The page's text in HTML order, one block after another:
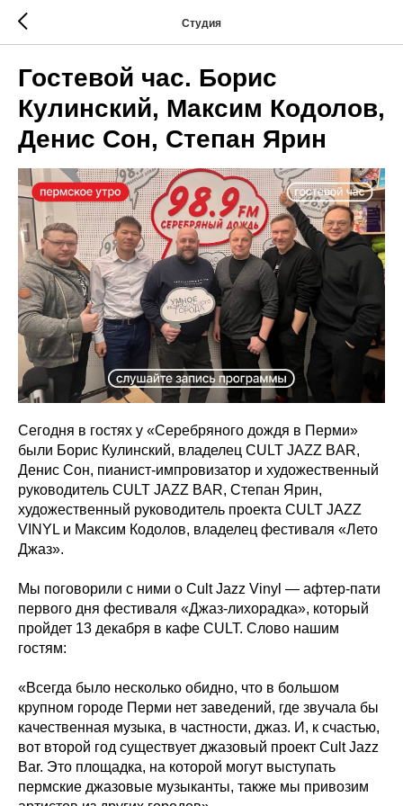
Студия
Гостевой час. Борис
Кулинский, Максим Кодолов,
Денис Сон, Степан Ярин
Сегодня в гостях у «Серебряного дождя в Перми»
были Борис Кулинский, владелец CULT JAZZ BAR,
Денис Сон, пианист-импровизатор и художественный
руководитель CULT JAZZ BAR, Степан Ярин,
художественный руководитель проекта CULT JAZZ
VINYL и Максим Кодолов, владелец фестиваля «Лето
Джаз».
Мы поговорили с ними о Cult Jazz Vinyl — афтер-пати
первого дня фестиваля «Джаз-лихорадка», который
пройдет 13 декабря в кафе CULT. Слово нашим
гостям:
«Всегда было несколько обидно, что в большом
крупном городе Перми нет заведений, где звучала бы
качественная музыка, в частности, джаз. И, к счастью,
вот второй год существует джазовый проект Cult Jazz
Bar. Это площадка, на которой могут выступать
пермские джазовые музыканты, также мы привозим